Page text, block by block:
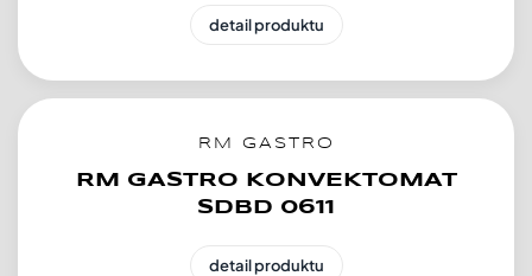
detail produktu
RM GASTRO
RM GASTRO KONVEKTOMAT
SDBD 0611
detail produktu